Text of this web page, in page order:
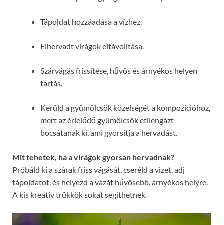
Tápoldat hozzáadása a vízhez.
Elhervadt virágok eltávolítása.
Szárvágás frissítése, hűvös és árnyékos helyen
tartás.
Kerüld a gyümölcsök közelségét a kompozícióhoz,
mert az érlelődő gyümölcsök etiléngázt
bocsátanak ki, ami gyorsítja a hervadást.
Mit tehetek, ha a virágok gyorsan hervadnak?
Próbáld ki a szárak friss vágását, cseréld a vizet, adj
tápoldatot, és helyezd a vázát hűvösebb, árnyékos helyre.
A kis kreatív trükkök sokat segíthetnek.